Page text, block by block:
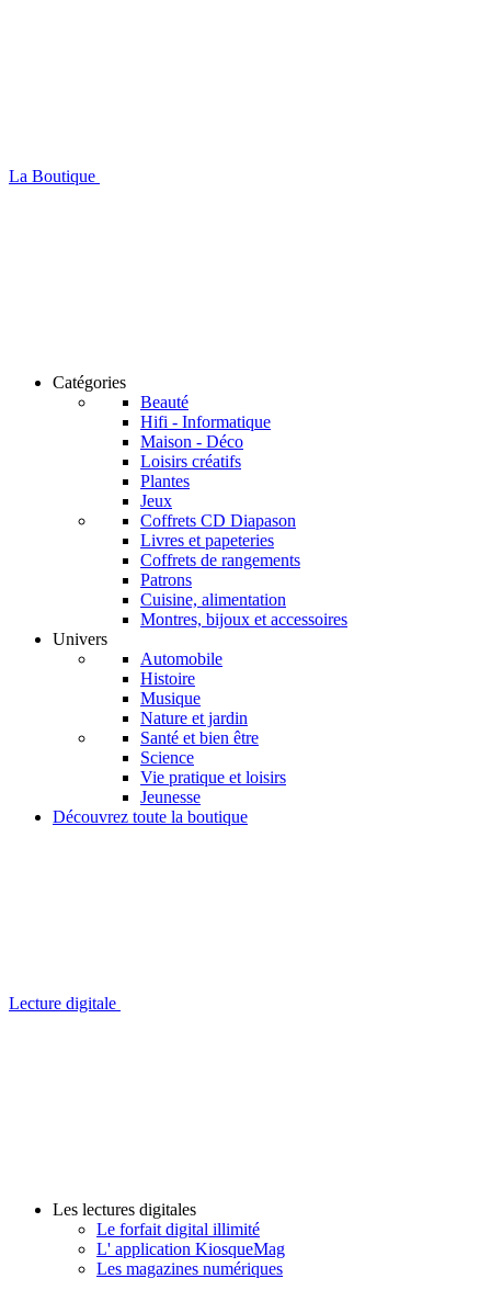
La Boutique
Catégories
Beauté
Hifi - Informatique
Maison - Déco
Loisirs créatifs
Plantes
Jeux
Coffrets CD Diapason
Livres et papeteries
Coffrets de rangements
Patrons
Cuisine, alimentation
Montres, bijoux et accessoires
Univers
Automobile
Histoire
Musique
Nature et jardin
Santé et bien être
Science
Vie pratique et loisirs
Jeunesse
Découvrez toute la boutique
Lecture digitale
Les lectures digitales
Le forfait digital illimité
L' application KiosqueMag
Les magazines numériques